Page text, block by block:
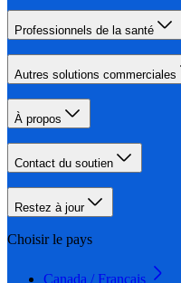
Professionnels de la santé
Autres solutions commerciales
À propos
Contact du soutien
Restez à jour
Choisir le pays
Canada / Français